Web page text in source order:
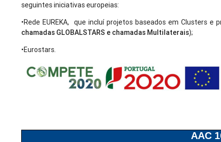
seguintes iniciativas europeias:
•Rede EUREKA, que incluí projetos baseados em Clusters e
chamadas GLOBALSTARS e chamadas Multilaterais);
•Eurostars.
AAC